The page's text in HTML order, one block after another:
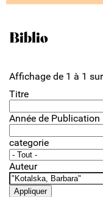
Biblio
Affichage de 1 à 1
Titre
Année de Publication
categorie
Auteur